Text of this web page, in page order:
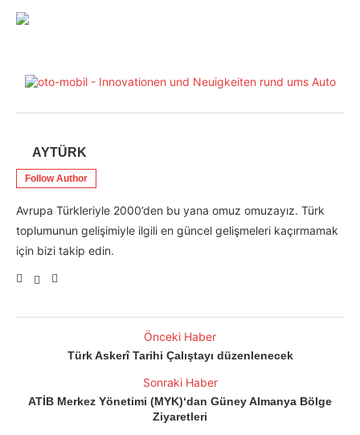
AYTÜRK
Follow Author
Avrupa Türkleriyle 2000’den bu yana omuz omuzayız. Türk
toplumunun gelişimiyle ilgili en güncel gelişmeleri kaçırmamak
için bizi takip edin.
Önceki Haber
Türk Askerî Tarihi Çalıştayı düzenlenecek
Sonraki Haber
ATİB Merkez Yönetimi (MYK)‘dan Güney Almanya Bölge
Ziyaretleri